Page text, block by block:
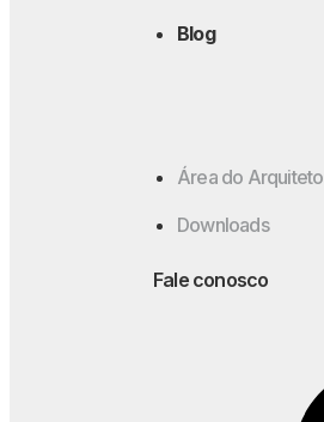
Blog
Área do Arquiteto
Downloads
Fale conosco